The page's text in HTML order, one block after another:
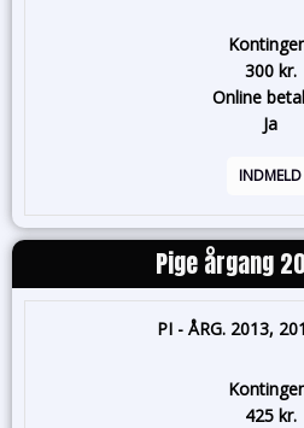
300 kr.
Online
Ja
INDMELD
Pige årgang
PI - ÅRG. 2013,
425 kr.